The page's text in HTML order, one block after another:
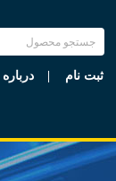
درباره ثبت نام